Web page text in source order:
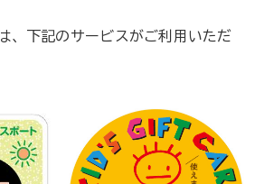
、下記のサービスがご利用いただ